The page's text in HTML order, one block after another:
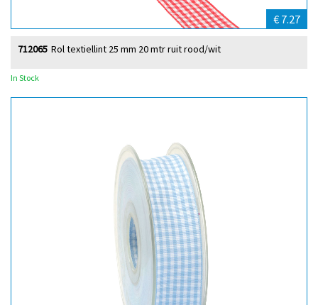
€ 7.27
Rol textiellint 25 mm 20 mtr ruit rood/wit
712065
In Stock